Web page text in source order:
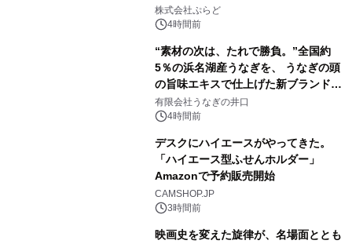
きで Villa Mon Temps AWAJIの連泊
素泊りプラン
株式会社ぷらど
4時間前
“素材の次は、たれで勝負。”全国約
5％の浜名湖産うなぎを、 うなぎの頭
の旨味エキスで仕上げた新ブランド
「井口の誉」誕生
有限会社うなぎの井口
4時間前
デスクにハイエースがやってきた。
「ハイエース型ふせんホルダー」
Amazonで予約販売開始
CAMSHOP.JP
3時間前
映画史を変えた旋律が、名場面ととも